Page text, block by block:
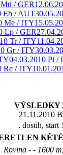
/ GER
Eb / AUT
Me / ITY
Lp / GER
Tr / ITY
Gr / ITY
04.03.2010 Pi /
Rc / ITY
VÝSLEDKY
21.11.2010
. dostih, start
Rovina - - 1600